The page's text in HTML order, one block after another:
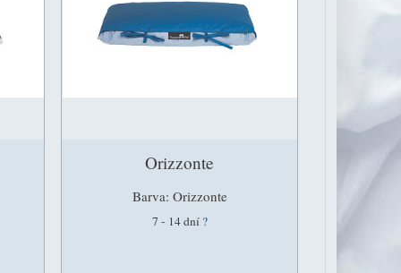
Orizzonte
Barva: Orizzonte
7 - 14 dní ?